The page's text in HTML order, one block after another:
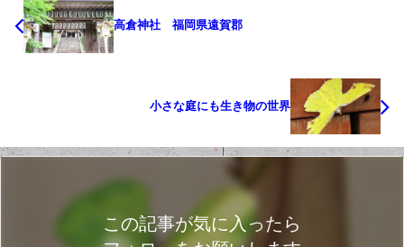
高倉神社 福岡県遠賀郡
小さな庭にも生き物の世界
この記事が気に入ったら